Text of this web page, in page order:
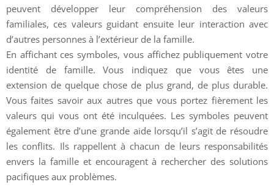
peuvent développer leur compréhension des valeurs
familiales, ces valeurs guidant ensuite leur interaction avec
d’autres personnes à l’extérieur de la famille.
En affichant ces symboles, vous affichez publiquement votre
identité de famille. Vous indiquez que vous êtes une
extension de quelque chose de plus grand, de plus durable.
Vous faites savoir aux autres que vous portez fièrement les
valeurs qui vous ont été inculquées. Les symboles peuvent
également être d’une grande aide lorsqu’il s’agit de résoudre
les conflits. Ils rappellent à chacun de leurs responsabilités
envers la famille et encouragent à rechercher des solutions
pacifiques aux problèmes.